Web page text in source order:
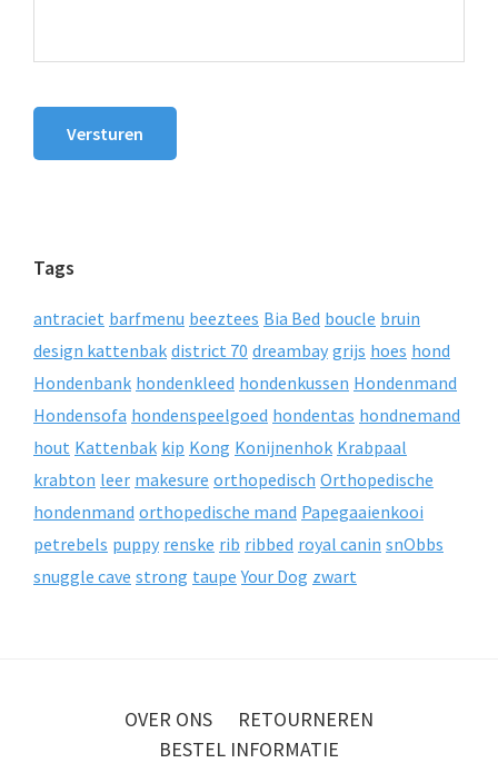
Versturen
Tags
antraciet barfmenu beeztees Bia Bed boucle bruin
design kattenbak district 70 dreambay grijs hoes hond
Hondenbank hondenkleed hondenkussen Hondenmand
Hondensofa hondenspeelgoed hondentas hondnemand
hout Kattenbak kip Kong Konijnenhok Krabpaal
krabton leer makesure orthopedisch Orthopedische
hondenmand orthopedische mand Papegaaienkooi
petrebels puppy renske rib ribbed royal canin snObbs
snuggle cave strong taupe Your Dog zwart
OVER ONS
RETOURNEREN
BESTEL INFORMATIE